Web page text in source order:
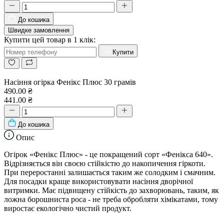
До кошика
Швидке замовлення
Купити цей товар в 1 клік:
Купити
Насіння огірка Фенікс Плюс 30 грамів
490.00 ₴
441.00 ₴
До кошика
Опис
Огірок «Фенікс Плюс» - це покращений сорт «Фенікса 640».
Відрізняється він своєю стійкістю до накопичення гіркоти.
При переростанні залишається таким же солодким і смачним.
Для посадки краще використовувати насіння дворічної
витримки. Має підвищену стійкість до захворювань, таким, як
ложна борошниста роса - не треба обробляти хімікатами, тому
виростає екологічно чистий продукт.